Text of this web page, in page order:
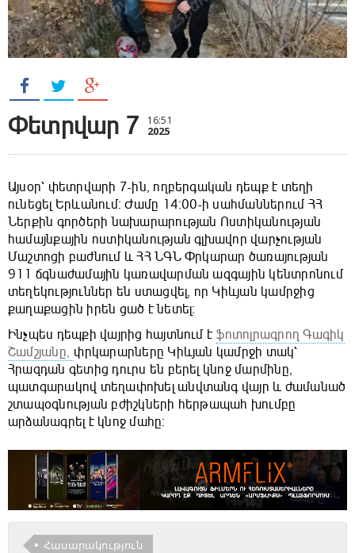
Փետրվար 7 16:51
2025
Այսօր՝ փետրվարի 7-ին, ողբերգական դեպք է տեղի
ունեցել Երևանում։ Ժամը 14:00-ի սահմաններում ՀՀ
Ներքին գործերի նախարարության Ոստիկանության
համայնքային ոստիկանության գլխավոր վարչության
Մաշտոցի բաժնում և ՀՀ ՆԳՆ Փրկարար ծառայության
911 ճգնաժամային կառավարման ազգային կենտրոնում
տեղեկություններ են ստացվել, որ Կիևյան կամրջից
քաղաքացին իրեն ցած է նետել։
Ինչպես դեպքի վայրից հայտնում էֆոտոլրագրող Գագիկ
Շամշյանը, փրկարարները Կիևյան կամրջի տակ՝
Հրազդան գետից դուրս են բերել կնոջ մարմինը,
պատգարակով տեղափոխել անվտանգ վայր և ժամանած
շտապօգնության բժիշկների հերթապահ խումբը
արձանագրել է կնոջ մահը։
Հասարակություն